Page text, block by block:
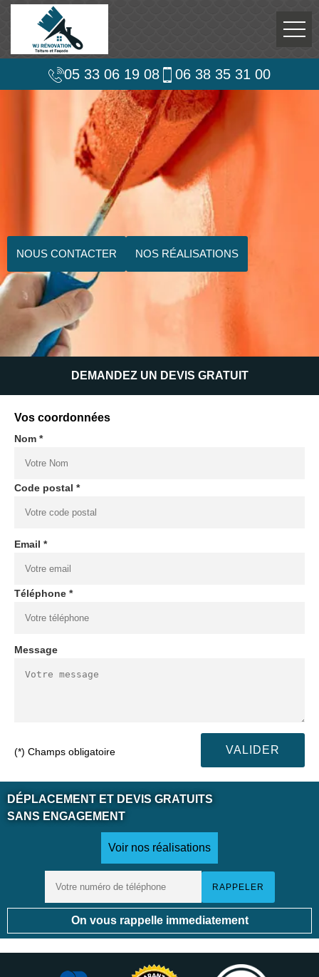
05 33 06 19 08 06 38 35 31 00
NOUS CONTACTER NOS RÉALISATIONS
DEMANDEZ UN DEVIS GRATUIT
Vos coordonnées
Nom *
Code postal *
Email *
Téléphone *
Message
(*) Champs obligatoire
DÉPLACEMENT ET DEVIS GRATUITS
SANS ENGAGEMENT
Voir nos réalisations
On vous rappelle immediatement